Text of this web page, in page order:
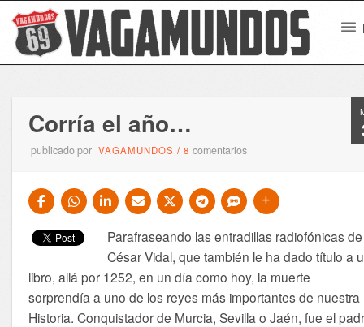
Corría el año…
publicado por VAGAMUNDOS /8comentarios
Parafraseando las entradillas radiofónicas de
César Vidal, que también le ha dado título a
libro, allá por 1252, en un día como hoy, la muerte
sorprendía a uno de los reyes más importantes de nuestra
Historia. Conquistador de Murcia, Sevilla o Jaén, fue el